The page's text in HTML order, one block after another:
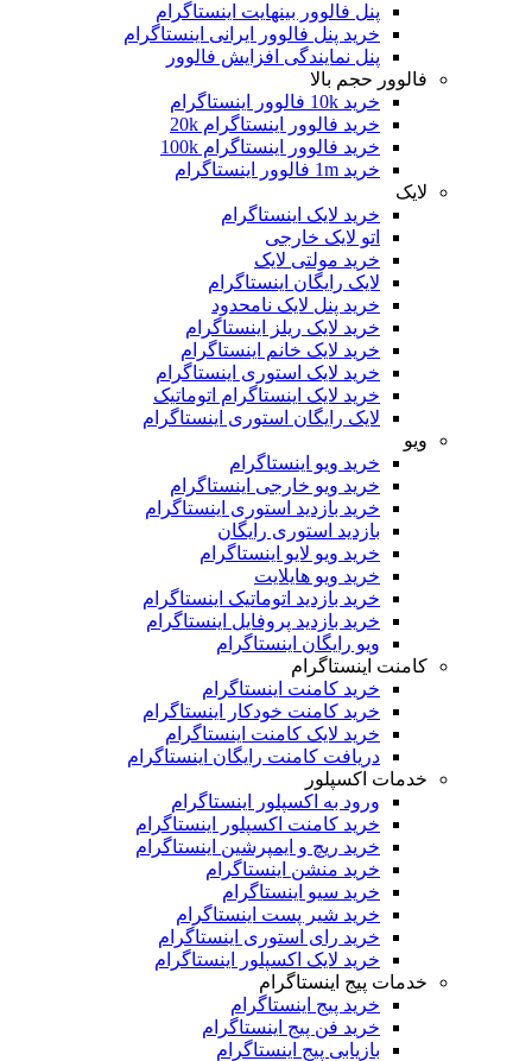
پنل فالوور بینهایت اینستاگرام
خرید پنل فالوور ایرانی اینستاگرام
پنل نمایندگی افزایش فالوور
فالوور حجم بالا
خرید 10k فالوور اینستاگرام
خرید فالوور اینستاگرام 20k
خرید فالوور اینستاگرام 100k
خرید 1m فالوور اینستاگرام
لایک
خرید لایک اینستاگرام
اتو لایک خارجی
خرید مولتی لایک
لایک رایگان اینستاگرام
خرید پنل لایک نامحدود
خرید لایک ریلز اینستاگرام
خرید لایک خانم اینستاگرام
خرید لایک استوری اینستاگرام
خرید لایک اینستاگرام اتوماتیک
لایک رایگان استوری اینستاگرام
ویو
خرید ویو اینستاگرام
خرید ویو خارجی اینستاگرام
خرید بازدید استوری اینستاگرام
بازدید استوری رایگان
خرید ویو لایو اینستاگرام
خرید ویو هایلایت
خرید بازدید اتوماتیک اینستاگرام
خرید بازدید پروفایل اینستاگرام
ویو رایگان اینستاگرام
کامنت اینستاگرام
خرید کامنت اینستاگرام
خرید کامنت خودکار اینستاگرام
خرید لایک کامنت اینستاگرام
دریافت کامنت رایگان اینستاگرام
خدمات اکسپلور
ورود به اکسپلور اینستاگرام
خرید کامنت اکسپلور اینستاگرام
خرید ریچ و ایمپرشین اینستاگرام
خرید منشن اینستاگرام
خرید سیو اینستاگرام
خرید شیر پست اینستاگرام
خرید رای استوری اینستاگرام
خرید لایک اکسپلور اینستاگرام
خدمات پیج اینستاگرام
خرید پیج اینستاگرام
خرید فن پیج اینستاگرام
بازیابی پیج اینستاگرام